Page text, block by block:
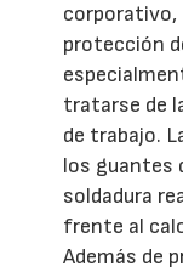
corporativo,
protección
tratarse de
de trabajo.
los guantes
soldadura
frente al
Además de